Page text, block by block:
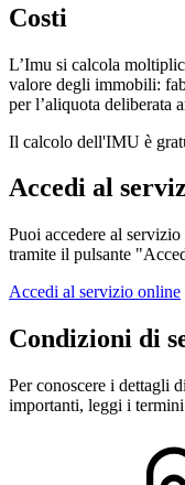
Costi
L’Imu si calcola
valore degli immobili:
per l’aliquota deliberata
Il calcolo dell'IMU è
Accedi al
Puoi accedere al
tramite il pulsante
Accedi al servizio online
Condizioni di
Per conoscere i dettagli
importanti, leggi i